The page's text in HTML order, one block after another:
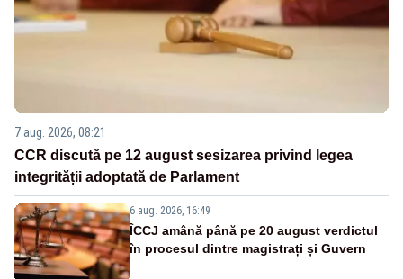
7 aug. 2026, 08:21
CCR discută pe 12 august sesizarea privind legea
integrității adoptată de Parlament
6 aug. 2026, 16:49
ÎCCJ amână până pe 20 august verdictul
în procesul dintre magistrați și Guvern